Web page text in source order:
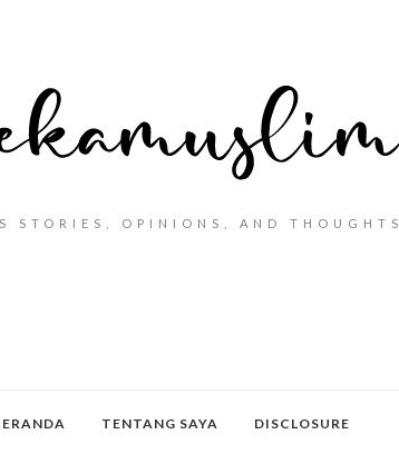
STORIES, OPINIONS, AND THOUGHTS
TENTANG SAYA DISCLOSURE